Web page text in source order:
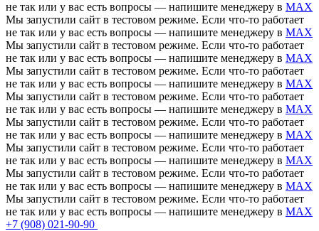
не так или у вас есть вопросы — напишите менеджеру в MAX
Мы запустили сайт в тестовом режиме. Если что-то работает
не так или у вас есть вопросы — напишите менеджеру в MAX
Мы запустили сайт в тестовом режиме. Если что-то работает
не так или у вас есть вопросы — напишите менеджеру в MAX
Мы запустили сайт в тестовом режиме. Если что-то работает
не так или у вас есть вопросы — напишите менеджеру в MAX
Мы запустили сайт в тестовом режиме. Если что-то работает
не так или у вас есть вопросы — напишите менеджеру в MAX
Мы запустили сайт в тестовом режиме. Если что-то работает
не так или у вас есть вопросы — напишите менеджеру в MAX
Мы запустили сайт в тестовом режиме. Если что-то работает
не так или у вас есть вопросы — напишите менеджеру в MAX
Мы запустили сайт в тестовом режиме. Если что-то работает
не так или у вас есть вопросы — напишите менеджеру в MAX
Мы запустили сайт в тестовом режиме. Если что-то работает
не так или у вас есть вопросы — напишите менеджеру в MAX
+7 (908) 021-90-90